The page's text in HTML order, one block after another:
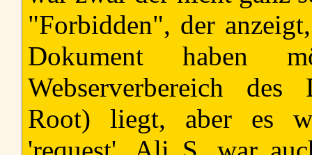
"Forbidden", der
Dokument haben
Webserverbereich des
Root) liegt, aber es